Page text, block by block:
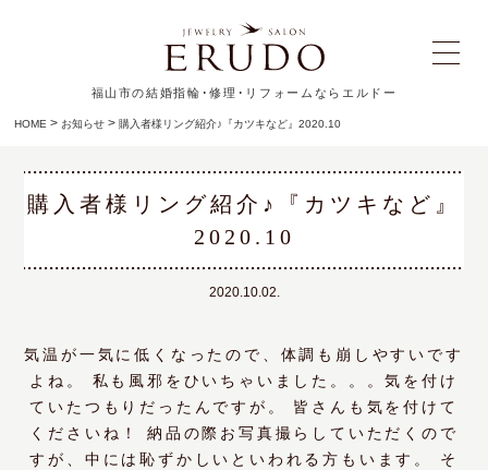
福山市の結婚指輪･修理･リフォームならエルドー
HOME >お知らせ >購入者様リング紹介♪『カツキなど』2020.10
購入者様リング紹介♪『カツキなど』
2020.10
2020.10.02.
気温が一気に低くなったので、体調も崩しやすいです
よね。 私も風邪をひいちゃいました。。。気を付け
ていたつもりだったんですが。 皆さんも気を付けて
くださいね！ 納品の際お写真撮らしていただくので
すが、中には恥ずかしいといわれる方もいます。 そ